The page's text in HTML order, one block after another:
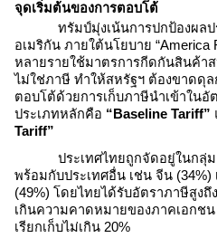
จุดเริ่มต้นของการตอบโต้
ทรัมป์มุ่งเน้นการปกป้องผล
อเมริกัน ภายใต้นโยบาย “America
หลายรายใช้มาตรการกีดกันสินค้า
ไม่ใช่ภาษี ทำให้สหรัฐฯ ต้องขาดดุ
ตอบโต้ด้วยการเก็บภาษีนำเข้าในอั
ประเภทหลักคือ “Baseline Tariff”
Tariff”
ประเทศไทยถูกจัดอยู่ในกลุ่ม
พร้อมกับประเทศอื่น เช่น จีน (34%)
(49%) โดยไทยได้รับอัตราภาษีสูงถึ
เกินความคาดหมายของภาคเอกชน
เรียกเก็บไม่เกิน 20%​